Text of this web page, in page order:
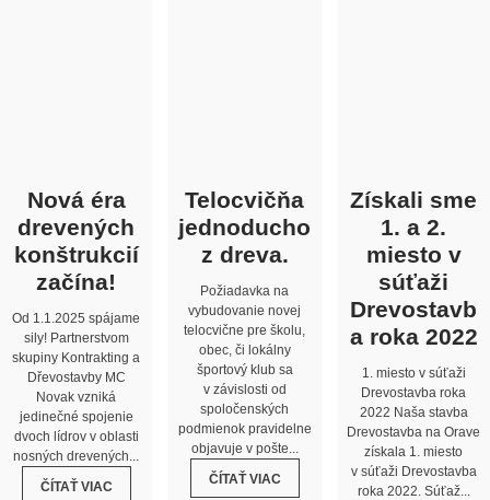
Nová éra
drevených
konštrukcií
začína!
Od 1.1.2025 spájame
sily! Partnerstvom
skupiny Kontrakting a
Dřevostavby MC
Novak vzniká
jedinečné spojenie
dvoch lídrov v oblasti
nosných drevených...
ČÍTAŤ VIAC
Telocvičňa
jednoducho
z dreva.
Požiadavka na
vybudovanie novej
telocvične pre školu,
obec, či lokálny
športový klub sa
v závislosti od
spoločenských
podmienok pravidelne
objavuje v pošte...
ČÍTAŤ VIAC
Získali sme
1. a 2.
miesto v
súťaži
Drevostavb
a roka 2022
1. miesto v súťaži
Drevostavba roka
2022 Naša stavba
Drevostavba na Orave
získala 1. miesto
v súťaži Drevostavba
roka 2022. Súťaž...